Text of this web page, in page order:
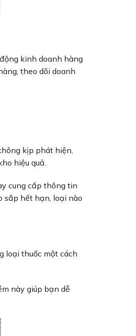
kinh doanh hàng
theo dõi doanh
kịp phát hiện,
hiệu quả.
cung cấp thông tin
sắp hết hạn, loại nào
loại thuốc một cách
này giúp bạn dễ